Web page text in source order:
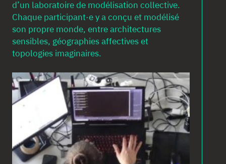
d’un laboratoire de modélisation collective.
Chaque participant·e y a conçu et modélisé
son propre monde, entre architectures
sensibles, géographies affectives et
topologies imaginaires.